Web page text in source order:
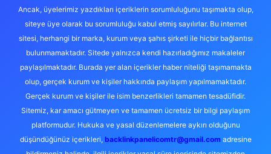
Ancak, üyelerimiz yazdıkları içeriklerin sorumluluğunu taşımakta olup,
siteye üye olarak bu sorumluluğu kabul etmiş sayılırlar. Bu internet
sitesi, herhangi bir marka, kurum veya şahıs şirketi ile hiçbir bağlantısı
bulunmamaktadır. Sitede yalnızca kendi hazırladığımız makaleler
paylaşılmaktadır. Burada yer alan içerikler haber niteliği taşımamakta
olup, gerçek kurum ve kişiler hakkında paylaşım yapılmamaktadır.
Gerçek kurum ve kişiler ile isim benzerlikleri tamamen tesadüfidir.
Sitemiz, kar amacı gütmeyen ve tamamen ücretsiz bir bilgi paylaşım
platformudur. Hukuka ve yasal düzenlemelere aykırı olduğunu
düşündüğünüz içerikleri, backlinkpanelicomtr@gmail.comadresine